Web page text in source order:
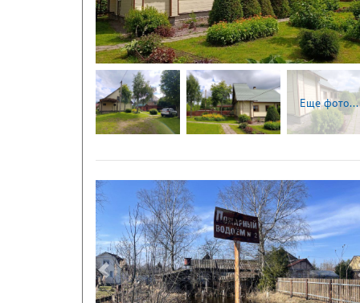
Еще фото...
Следующая